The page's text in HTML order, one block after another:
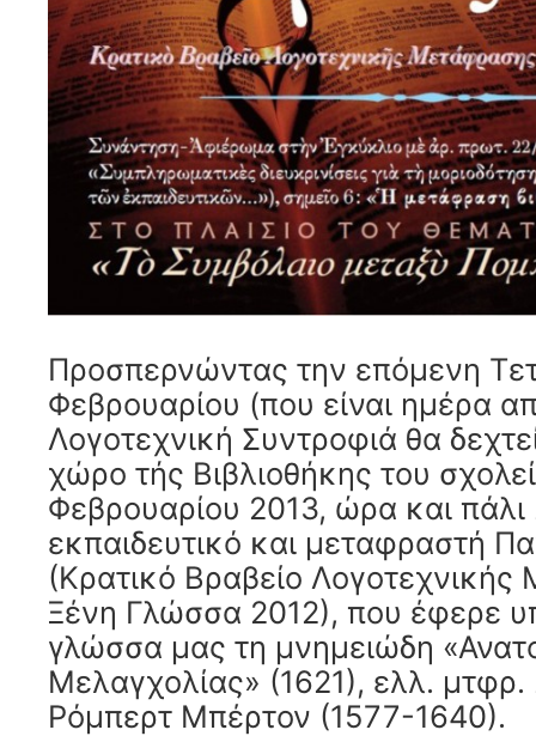
Προσπερνώντας την επόμενη
Φεβρουαρίου (που είναι ημέρα
Λογοτεχνική Συντροφιά θα
χώρο τής Βιβλιοθήκης του
Φεβρουαρίου 2013, ώρα και πάλι
εκπαιδευτικό και μεταφραστή
(Κρατικό Βραβείο
Ξένη Γλώσσα 2012), που έφερε
γλώσσα μας τη μνημειώδη
Μελαγχολίας» (1621), ελλ.
Ρόμπερτ Μπέρτον (1577-1640).